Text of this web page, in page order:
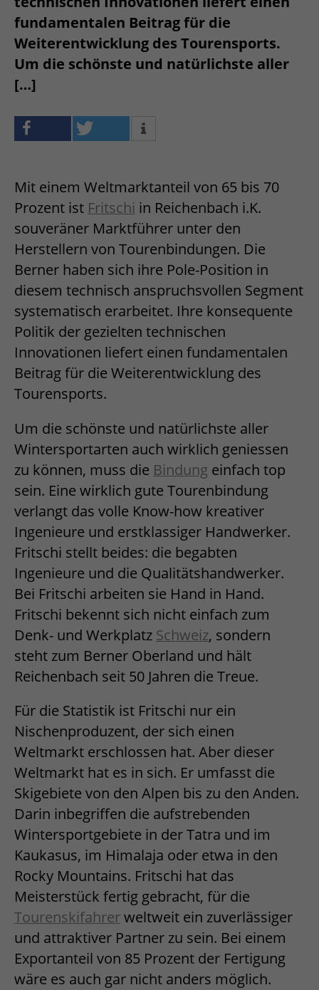
fundamentalen Beitrag für die
Weiterentwicklung des Tourensports.
Um die schönste und natürlichste aller
[…]
Mit einem Weltmarktanteil von 65 bis 70
Prozent ist Fritschi in Reichenbach i.K.
souveräner Marktführer unter den
Herstellern von Tourenbindungen. Die
Berner haben sich ihre Pole-Position in
diesem technisch anspruchsvollen Segment
systematisch erarbeitet. Ihre konsequente
Politik der gezielten technischen
Innovationen liefert einen fundamentalen
Beitrag für die Weiterentwicklung des
Tourensports.
Um die schönste und natürlichste aller
Wintersportarten auch wirklich geniessen
zu können, muss die Bindung einfach top
sein. Eine wirklich gute Tourenbindung
verlangt das volle Know-how kreativer
Ingenieure und erstklassiger Handwerker.
Fritschi stellt beides: die begabten
Ingenieure und die Qualitätshandwerker.
Bei Fritschi arbeiten sie Hand in Hand.
Fritschi bekennt sich nicht einfach zum
Denk- und Werkplatz Schweiz, sondern
steht zum Berner Oberland und hält
Reichenbach seit 50 Jahren die Treue.
Für die Statistik ist Fritschi nur ein
Nischenproduzent, der sich einen
Weltmarkt erschlossen hat. Aber dieser
Weltmarkt hat es in sich. Er umfasst die
Skigebiete von den Alpen bis zu den Anden.
Darin inbegriffen die aufstrebenden
Wintersportgebiete in der Tatra und im
Kaukasus, im Himalaja oder etwa in den
Rocky Mountains. Fritschi hat das
Meisterstück fertig gebracht, für die
Tourenskifahrerweltweit ein zuverlässiger
und attraktiver Partner zu sein. Bei einem
Exportanteil von 85 Prozent der Fertigung
wäre es auch gar nicht anders möglich.